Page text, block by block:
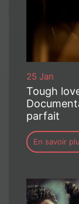
25 Jan
Tough
parfait
En savoir